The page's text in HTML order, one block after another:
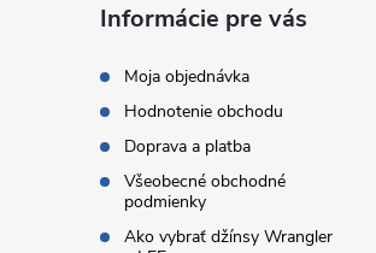
Informácie pre vás
Moja objednávka
Hodnotenie obchodu
Doprava a platba
Všeobecné obchodné
podmienky
Ako vybrať džínsy Wrangler